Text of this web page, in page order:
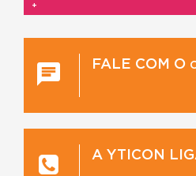
+
FALE COM O
A YTICON